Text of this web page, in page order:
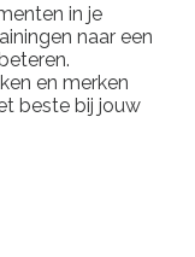
in je
naar een
en merken
beste bij jouw